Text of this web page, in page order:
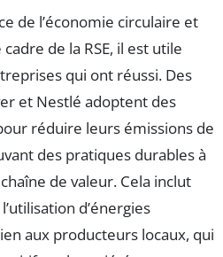
de l’économie circulaire et
de la RSE, il est utile
qui ont réussi. Des
et Nestlé adoptent des
réduire leurs émissions de
des pratiques durables à
de valeur. Cela inclut
d’énergies
aux producteurs locaux, qui